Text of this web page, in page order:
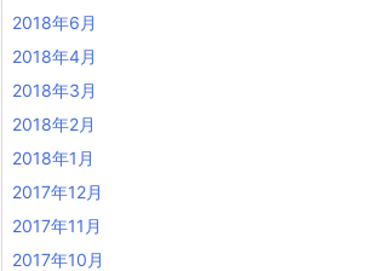
2018年6月
2018年4月
2018年3月
2018年2月
2018年1月
2017年12月
2017年11月
2017年10月